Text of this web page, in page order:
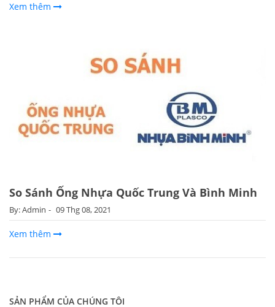
SẢN PHẨM CỦA CHÚNG TÔI
Xem thêm
So Sánh Ống Nhựa Quốc Trung Và Bình Minh
By: Admin 09 Thg 08, 2021
Xem thêm